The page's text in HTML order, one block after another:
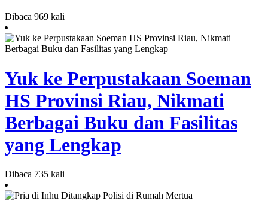
Dibaca 969 kali
Yuk ke Perpustakaan Soeman
HS Provinsi Riau, Nikmati
Berbagai Buku dan Fasilitas
yang Lengkap
Dibaca 735 kali